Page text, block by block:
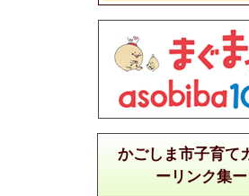
かごしま市子育て
ーリンク集ー